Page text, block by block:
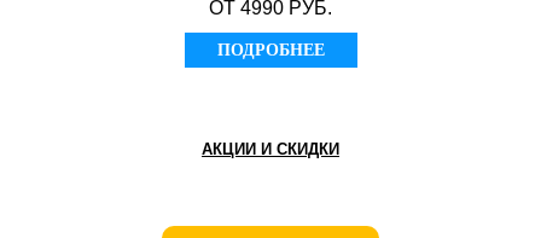
ОТ 4990 РУБ.
ПОДРОБНЕЕ
АКЦИИ И СКИДКИ